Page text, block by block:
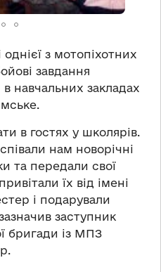
з мотопіхотних
завдання
навчальних закладах
в гостях у школярів.
нам новорічні
та передали свої
їх від імені
і подарували
заступник
бригади із МПЗ